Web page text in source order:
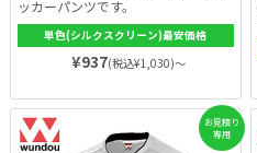
ッカーパンツです。
単色(シルクスクリーン)最安価格
¥937(税込¥1,030)～
お見積り
専用